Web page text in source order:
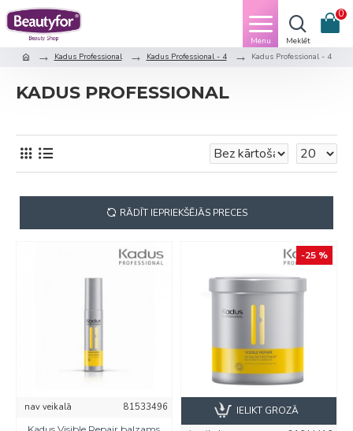
0
Kadus Professional Kadus Professional - 4 Kadus Professional - 4
KADUS PROFESSIONAL
RĀDĪT IEPRIEKŠĒJĀS PRECES
nav veikalā
81533496
-25 %
IELIKT GROZĀ